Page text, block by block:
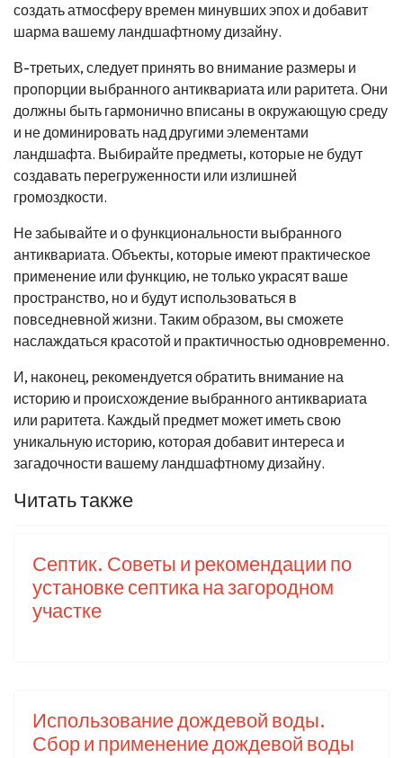
создать атмосферу времен минувших эпох и добавит
шарма вашему ландшафтному дизайну.
В-третьих, следует принять во внимание размеры и
пропорции выбранного антиквариата или раритета. Они
должны быть гармонично вписаны в окружающую среду
и не доминировать над другими элементами
ландшафта. Выбирайте предметы, которые не будут
создавать перегруженности или излишней
громоздкости.
Не забывайте и о функциональности выбранного
антиквариата. Объекты, которые имеют практическое
применение или функцию, не только украсят ваше
пространство, но и будут использоваться в
повседневной жизни. Таким образом, вы сможете
наслаждаться красотой и практичностью одновременно.
И, наконец, рекомендуется обратить внимание на
историю и происхождение выбранного антиквариата
или раритета. Каждый предмет может иметь свою
уникальную историю, которая добавит интереса и
загадочности вашему ландшафтному дизайну.
Читать также
Септик. Советы и рекомендации по
установке септика на загородном
участке
Использование дождевой воды.
Сбор и применение дождевой воды